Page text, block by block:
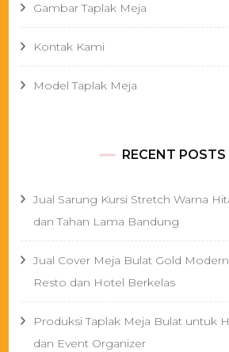
Gambar Taplak Meja
Kontak Kami
Model Taplak Meja
RECENT POSTS
Jual Sarung Kursi Stretch Warna
dan Tahan Lama Bandung
Jual Cover Meja Bulat Gold
Resto dan Hotel Berkelas
Produksi Taplak Meja Bulat untuk
dan Event Organizer